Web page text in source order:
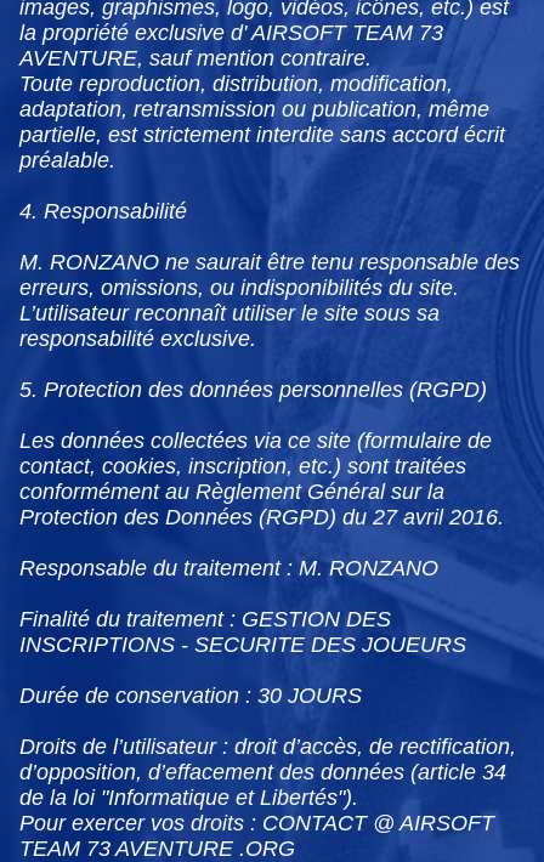
images, graphismes, logo, vidéos, icônes, etc.) est
la propriété exclusive d' AIRSOFT TEAM 73
AVENTURE, sauf mention contraire.
Toute reproduction, distribution, modification,
adaptation, retransmission ou publication, même
partielle, est strictement interdite sans accord écrit
préalable.
4. Responsabilité
M. RONZANO ne saurait être tenu responsable des
erreurs, omissions, ou indisponibilités du site.
L’utilisateur reconnaît utiliser le site sous sa
responsabilité exclusive.
5. Protection des données personnelles (RGPD)
Les données collectées via ce site (formulaire de
contact, cookies, inscription, etc.) sont traitées
conformément au Règlement Général sur la
Protection des Données (RGPD) du 27 avril 2016.
Responsable du traitement : M. RONZANO
Finalité du traitement : GESTION DES
INSCRIPTIONS - SECURITE DES JOUEURS
Durée de conservation : 30 JOURS
Droits de l’utilisateur : droit d’accès, de rectification,
d’opposition, d’effacement des données (article 34
de la loi "Informatique et Libertés").
Pour exercer vos droits : CONTACT @ AIRSOFT
TEAM 73 AVENTURE .ORG